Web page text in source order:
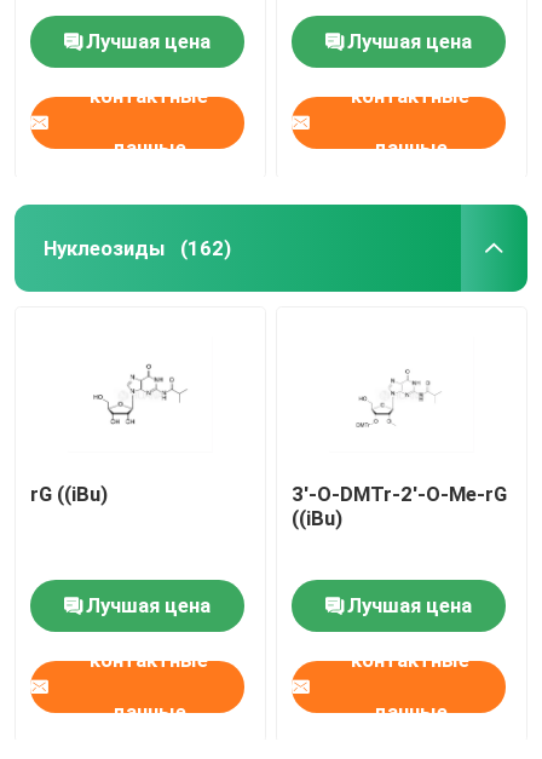
Лучшая цена
контактные
данные
Лучшая цена
контактные
данные
Нуклеозиды (162)
rG ((iBu)
Лучшая цена
контактные
данные
3'-O-DMTr-2'-O-Me-rG
((iBu)
Лучшая цена
контактные
данные